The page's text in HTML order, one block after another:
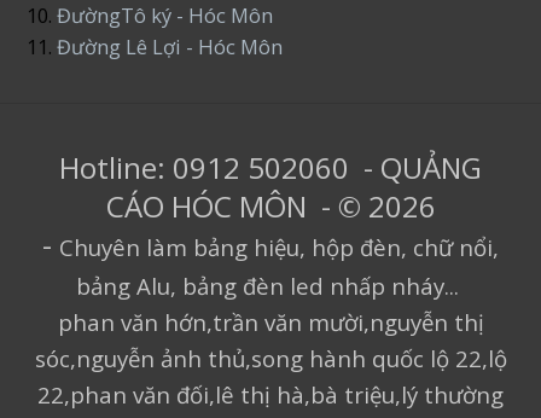
10.ĐườngTô ký - Hóc Môn
11.Đường Lê Lợi - Hóc Môn
Hotline: 0912 502060 - QUẢNG
CÁO HÓC MÔN - © 2026
- Chuyên làm bảng hiệu, hộp đèn, chữ nổi,
bảng Alu, bảng đèn led nhấp nháy...
phan văn hớn,trần văn mười,nguyễn thị
sóc,nguyễn ảnh thủ,song hành quốc lộ 22,lộ
22,phan văn đối,lê thị hà,bà triệu,lý thường